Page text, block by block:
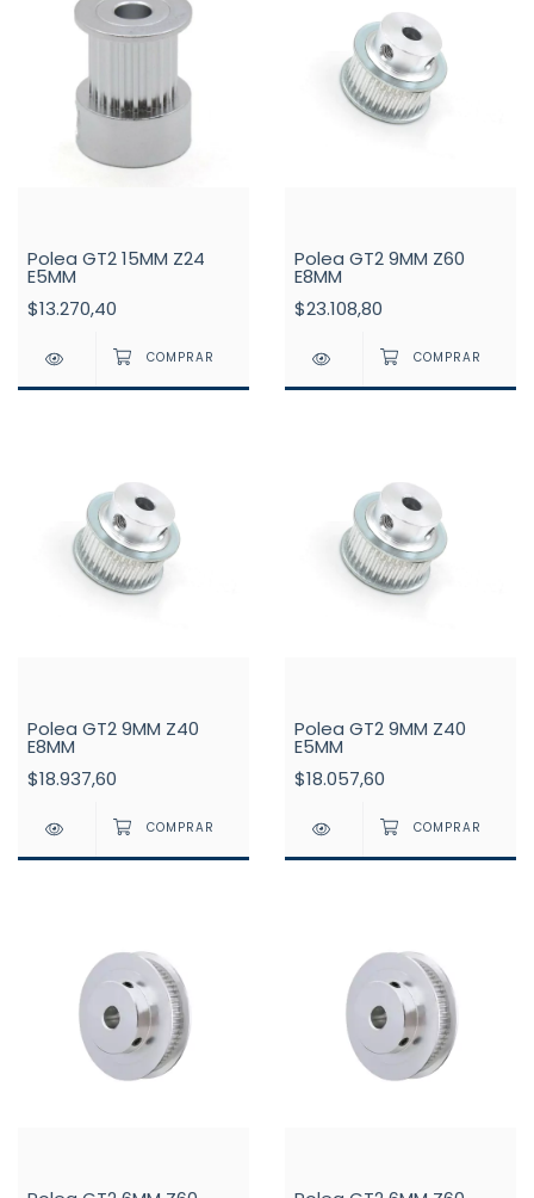
Polea GT2 15MM Z24
E5MM
$13.270,40
Polea GT2 9MM Z60
E8MM
$23.108,80
Polea GT2 9MM Z40
E8MM
$18.937,60
Polea GT2 9MM Z40
E5MM
$18.057,60